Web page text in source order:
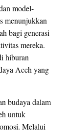
model-
menunjukkan
bagi generasi
mereka.
hiburan
Aceh yang
budaya dalam
untuk
Melalui